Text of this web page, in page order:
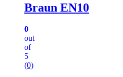
Braun EN10
0
out
of
5
(0)